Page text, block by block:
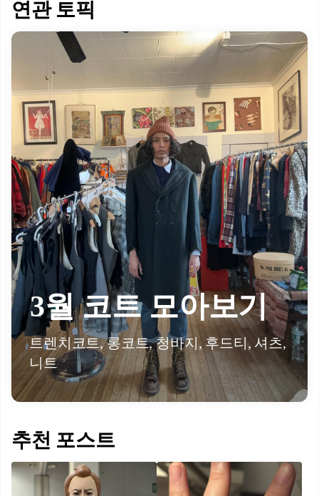
연관 토픽
3월 코트 모아보기
트렌치코트, 롱코트, 청바지, 후드티, 셔츠,
니트
추천 포스트